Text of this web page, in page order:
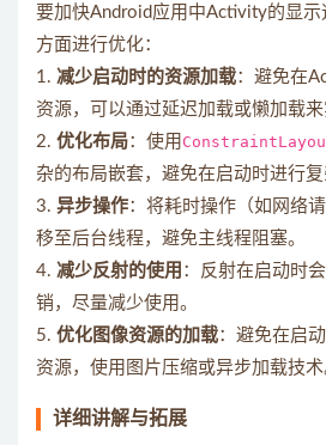
要加快Android应用中Activity的显
方面进行优化：
1. 减少启动时的资源加载：避免在
资源，可以通过延迟加载或懒加载来
2. 优化布局：使用
杂的布局嵌套，避免在启动时进行复
3. 异步操作：将耗时操作（如网络
移至后台线程，避免主线程阻塞。
4. 减少反射的使用 ：反射在启动时
销，尽量减少使用。
5. 优化图像资源的加载：避免在启
资源，使用图片压缩或异步加载技术
详细讲解与拓展